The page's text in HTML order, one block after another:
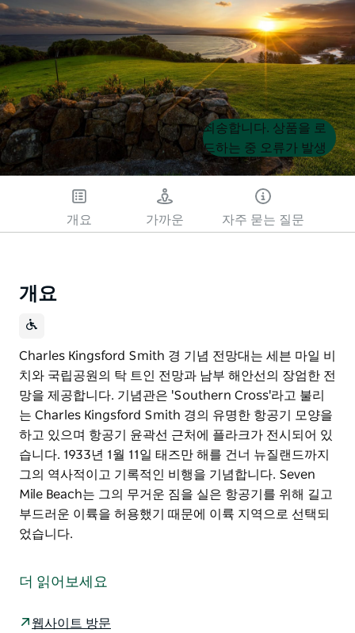
Product
List
Product
List
죄송합니다. 상품을 로
드하는 중 오류가 발생
했습니다. 나중에 다시
시도해 주세요.
개요 가까운 자주 묻는 질문
개요
Charles Kingsford Smith 경 기념 전망대는 세븐 마일 비
치와 국립공원의 탁 트인 전망과 남부 해안선의 장엄한 전
망을 제공합니다. 기념관은 'Southern Cross'라고 불리
는 Charles Kingsford Smith 경의 유명한 항공기 모양을
하고 있으며 항공기 윤곽선 근처에 플라크가 전시되어 있
습니다. 1933년 1월 11일 태즈만 해를 건너 뉴질랜드까지
그의 역사적이고 기록적인 비행을 기념합니다. Seven
Mile Beach는 그의 무거운 짐을 실은 항공기를 위해 길고
부드러운 이륙을 허용했기 때문에 이륙 지역으로 선택되
었습니다.
치와 국립공원의 탁 트인 전망과 남부 해안선의 장엄한 전
기념관은 'Southern Cross'라고 불리는 Charles
더 읽어보세요
웹사이트 방문